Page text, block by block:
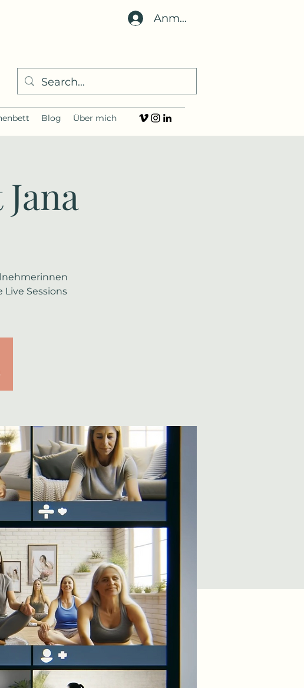
Anmelden
Blog Über mich
Sessions